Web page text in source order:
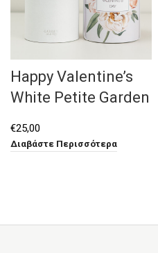
Happy Valentine’s
White Petite Garden
€25,00
Διαβάστε Περισσότερα